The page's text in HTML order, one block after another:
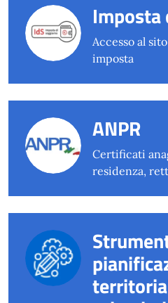
Imposta
Accesso al
imposta
ANPR
Certificati
residenza,